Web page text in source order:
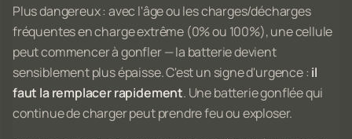
Plus dangereux : avec l'âge ou les charges/décharges
fréquentes en charge extrême (0% ou 100%), une cellule
peut commencer à gonfler — la batterie devient
sensiblement plus épaisse. C'est un signe d'urgence : il
faut la remplacer rapidement. Une batterie gonflée qui
continue de charger peut prendre feu ou exploser.